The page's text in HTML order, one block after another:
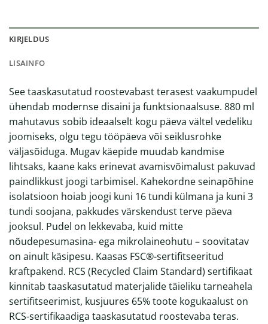
KIRJELDUS
LISAINFO
See taaskasutatud roostevabast terasest vaakumpudel
ühendab modernse disaini ja funktsionaalsuse. 880 ml
mahutavus sobib ideaalselt kogu päeva vältel vedeliku
joomiseks, olgu tegu tööpäeva või seiklusrohke
väljasõiduga. Mugav käepide muudab kandmise
lihtsaks, kaane kaks erinevat avamisvõimalust pakuvad
paindlikkust joogi tarbimisel. Kahekordne seinapõhine
isolatsioon hoiab joogi kuni 16 tundi külmana ja kuni 3
tundi soojana, pakkudes värskendust terve päeva
jooksul. Pudel on lekkevaba, kuid mitte
nõudepesumasina- ega mikrolaineohutu – soovitatav
on ainult käsipesu. Kaasas FSC®-sertifitseeritud
kraftpakend. RCS (Recycled Claim Standard) sertifikaat
kinnitab taaskasutatud materjalide täieliku tarneahela
sertifitseerimist, kusjuures 65% toote kogukaalust on
RCS-sertifikaadiga taaskasutatud roostevaba teras.